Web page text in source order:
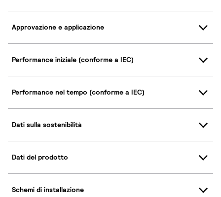
Approvazione e applicazione
Performance iniziale (conforme a IEC)
Performance nel tempo (conforme a IEC)
Dati sulla sostenibilità
Dati del prodotto
Schemi di installazione